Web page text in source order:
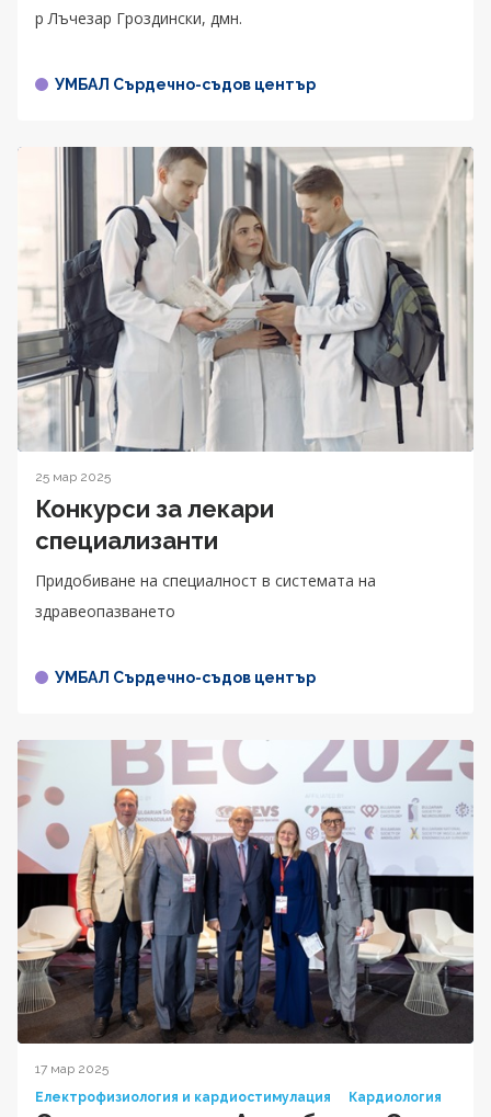
р Лъчезар Гроздински, дмн.
УМБАЛ Сърдечно-съдов център
25 мар 2025
Конкурси за лекари
специализанти
Придобиване на специалност в системата на
здравеопазването
УМБАЛ Сърдечно-съдов център
17 мар 2025
Електрофизиология и кардиостимулация
Кардиология